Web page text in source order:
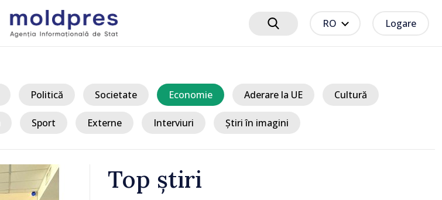
RO Logare
Politică Societate Economie Aderare la UE Cultură
Sport Externe Interviuri Știri în imagini
Top știri